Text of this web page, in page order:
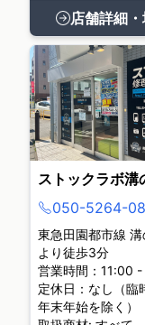
店舗詳細・
ストックラボ溝
050-5264-
東急田園都市線 溝
より徒歩3分
営業時間：11:00
定休日：なし（臨
年末年始を除く）